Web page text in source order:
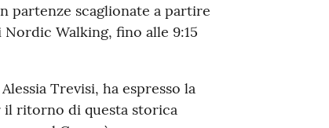
partenze scaglionate a partire
Walking, fino alle 9:15
Trevisi, ha espresso la
il ritorno di questa storica